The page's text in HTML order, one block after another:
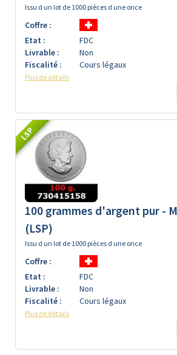
Issu d un lot de 1000 pièces d une once
Coffre :
Etat :
FDC
Livrable :
Non
Fiscalité :
Cours légaux
Plus de détails
LSP
100 grammes d'argent pur -
(LSP)
Issu d un lot de 1000 pièces d une once
Coffre :
Etat :
FDC
Livrable :
Non
Fiscalité :
Cours légaux
Plus de détails